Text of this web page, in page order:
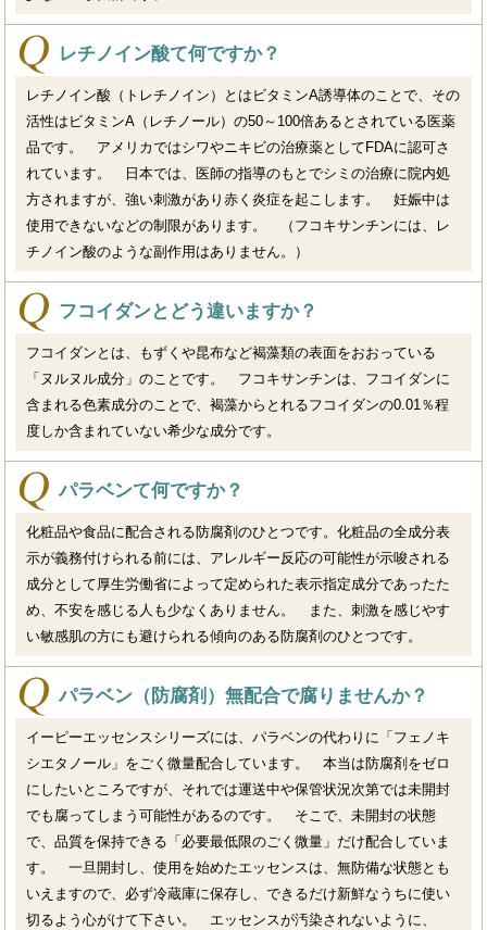
レチノイン酸て何ですか？
レチノイン酸（トレチノイン）とはビタミンA誘導体のことで、その
活性はビタミンA（レチノール）の50～100倍あるとされている医薬
品です。 アメリカではシワやニキビの治療薬としてFDAに認可さ
れています。 日本では、医師の指導のもとでシミの治療に院内処
方されますが、強い刺激があり赤く炎症を起こします。 妊娠中は
使用できないなどの制限があります。 （フコキサンチンには、レ
チノイン酸のような副作用はありません。）
フコイダンとどう違いますか？
フコイダンとは、もずくや昆布など褐藻類の表面をおおっている
「ヌルヌル成分」のことです。 フコキサンチンは、フコイダンに
含まれる色素成分のことで、褐藻からとれるフコイダンの0.01％程
度しか含まれていない希少な成分です。
パラベンて何ですか？
化粧品や食品に配合される防腐剤のひとつです。化粧品の全成分表
示が義務付けられる前には、アレルギー反応の可能性が示唆される
成分として厚生労働省によって定められた表示指定成分であったた
め、不安を感じる人も少なくありません。 また、刺激を感じやす
い敏感肌の方にも避けられる傾向のある防腐剤のひとつです。
パラベン（防腐剤）無配合で腐りませんか？
イーピーエッセンスシリーズには、パラベンの代わりに「フェノキ
シエタノール」をごく微量配合しています。 本当は防腐剤をゼロ
にしたいところですが、それでは運送中や保管状況次第では未開封
でも腐ってしまう可能性があるのです。 そこで、未開封の状態
で、品質を保持できる「必要最低限のごく微量」だけ配合していま
す。 一旦開封し、使用を始めたエッセンスは、無防備な状態とも
いえますので、必ず冷蔵庫に保存し、できるだけ新鮮なうちに使い
切るよう心がけて下さい。 エッセンスが汚染されないように、